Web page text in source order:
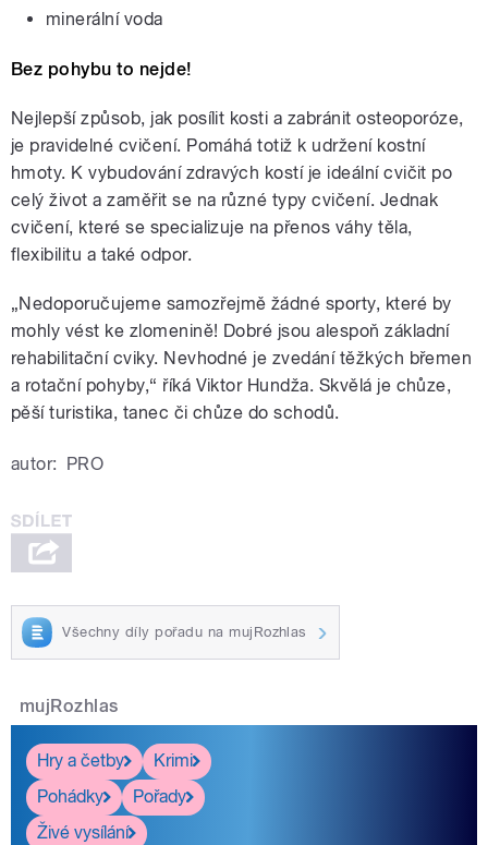
minerální voda
Bez pohybu to nejde!
Nejlepší způsob, jak posílit kosti a zabránit osteoporóze,
je pravidelné cvičení. Pomáhá totiž k udržení kostní
hmoty. K vybudování zdravých kostí je ideální cvičit po
celý život a zaměřit se na různé typy cvičení. Jednak
cvičení, které se specializuje na přenos váhy těla,
flexibilitu a také odpor.
„Nedoporučujeme samozřejmě žádné sporty, které by
mohly vést ke zlomenině! Dobré jsou alespoň základní
rehabilitační cviky. Nevhodné je zvedání těžkých břemen
a rotační pohyby,“ říká Viktor Hundža. Skvělá je chůze,
pěší turistika, tanec či chůze do schodů.
autor: PRO
Všechny díly pořadu na mujRozhlas
mujRozhlas
Hry a četby
Krimi
Pohádky
Pořady
Živé vysílání